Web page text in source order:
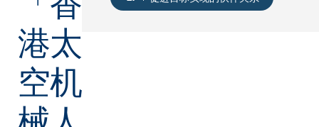
港太
空机